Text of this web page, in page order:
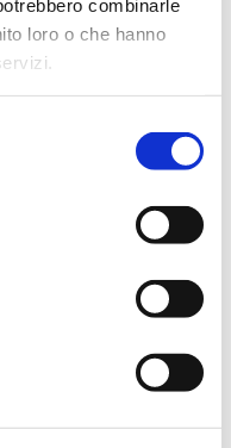
combinarle
loro o che hanno